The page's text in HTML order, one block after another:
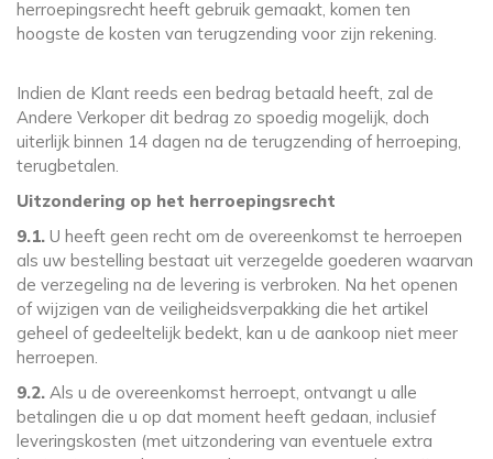
herroepingsrecht heeft gebruik gemaakt, komen ten
hoogste de kosten van terugzending voor zijn rekening.
Indien de Klant reeds een bedrag betaald heeft, zal de
Andere Verkoper dit bedrag zo spoedig mogelijk, doch
uiterlijk binnen 14 dagen na de terugzending of herroeping,
terugbetalen.
Uitzondering op het herroepingsrecht
9.1. U heeft geen recht om de overeenkomst te herroepen
als uw bestelling bestaat uit verzegelde goederen waarvan
de verzegeling na de levering is verbroken. Na het openen
of wijzigen van de veiligheidsverpakking die het artikel
geheel of gedeeltelijk bedekt, kan u de aankoop niet meer
herroepen.
9.2. Als u de overeenkomst herroept, ontvangt u alle
betalingen die u op dat moment heeft gedaan, inclusief
leveringskosten (met uitzondering van eventuele extra